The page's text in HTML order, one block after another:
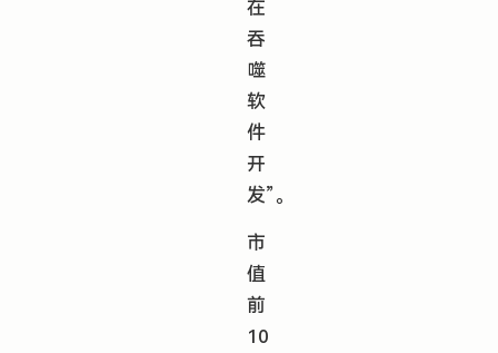
在
吞
噬
软
件
开
发”。
市
值
前
10